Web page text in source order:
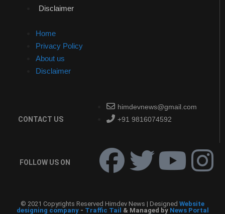
Disclaimer
Home
Privacy Policy
About us
Disclaimer
CONTACT US
himdevnews@gmail.com
+91 9816074592
FOLLOW US ON
© 2021 Copyrights Reserved Himdev News | Designed Website
designing company- Traffic Tail & Managed by News Portal